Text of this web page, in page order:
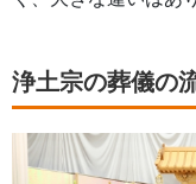
浄土宗の葬儀の